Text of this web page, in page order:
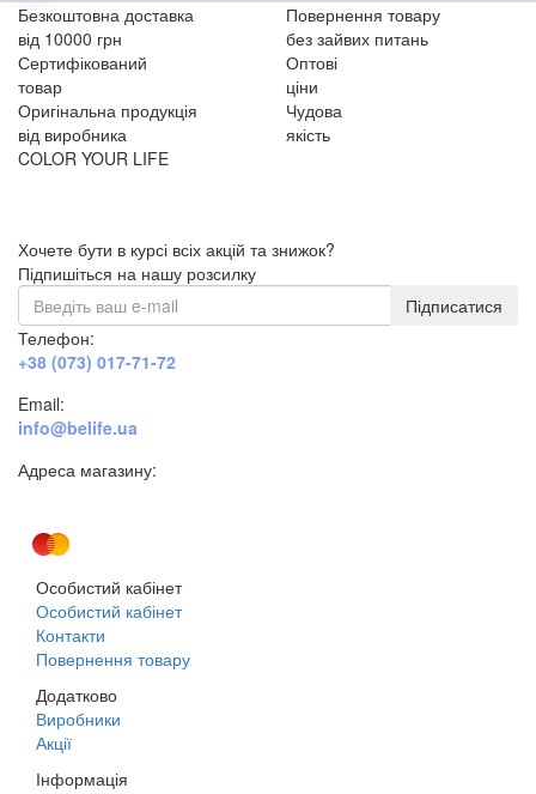
Безкоштовна доставка
від 10000 грн
Повернення товару
без зайвих питань
Сертифікований
товар
Оптові
ціни
Оригінальна продукція
від виробника
Чудова
якість
COLOR YOUR LIFE
Хочете бути в курсі всіх акцій та знижок?
Підпишіться на нашу розсилку
Підписатися
Телефон:
+38 (073) 017-71-72
Email:
info@belife.ua
Адреса магазину:
Особистий кабінет
Особистий кабінет
Контакти
Повернення товару
Додатково
Виробники
Акції
Інформація